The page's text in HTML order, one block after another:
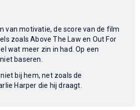
van motivatie, de score van de film
zoals Above The Law en Out For
wat meer zin in had. Op een
baseren.
bij hem, net zoals de
Harper die hij draagt.